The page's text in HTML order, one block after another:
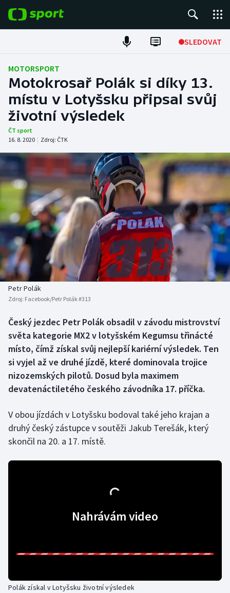
SLEDOVAT
Fotbal
Hokej
Tenis
Atletika
DALŠÍ SPORTY
Americký fotbal
Baseball a softbal
Basketbal
Biatlon
Box
Curling
Dostihy
Florbal
Futsal
Golf
Judo
Krasobruslení
NEPŘEHLÉDNĚTE
Soutěže
Historické návraty
Aplikace ČT sport
MOTORSPORT
Motokrosař Polák si díky 13.
místu v Lotyšsku připsal svůj
životní výsledek
ČT sport
16. 8. 2020 | Zdroj: ČTK
Petr Polák
Zdroj: Facebook/Petr Polák #313
Český jezdec Petr Polák obsadil v závodu mistrovství
světa kategorie MX2 v lotyšském Kegumsu třinácté
místo, čímž získal svůj nejlepší kariérní výsledek. Ten
si vyjel až ve druhé jízdě, které dominovala trojice
nizozemských pilotů. Dosud byla maximem
devatenáctiletého českého závodníka 17. příčka.
V obou jízdách v Lotyšsku bodoval také jeho krajan a
druhý český zástupce v soutěži Jakub Terešák, který
skončil na 20. a 17. místě.
Nahrávám video
Polák získal v Lotyšsku životní výsledek